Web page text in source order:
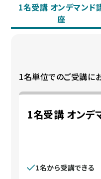
1名受講 オンデマンド
座
1名単位でのご受講に
1名受講 オンデ
1名から受講できる